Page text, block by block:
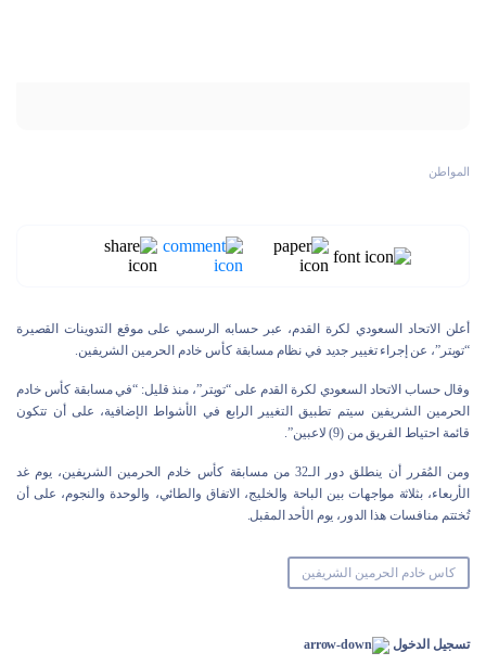
المواطن
أعلن الاتحاد السعودي لكرة القدم، عبر حسابه الرسمي على موقع التدوينات القصيرة
“تويتر”، عن إجراء تغيير جديد في نظام مسابقة كأس خادم الحرمين الشريفين.
وقال حساب الاتحاد السعودي لكرة القدم على “تويتر”، منذ قليل: “في مسابقة كأس خادم
الحرمين الشريفين سيتم تطبيق التغيير الرابع في الأشواط الإضافية، على أن تتكون
قائمة احتياط الفريق من (9) لاعبين”.
ومن المُقرر أن ينطلق دور الـ32 من مسابقة كأس خادم الحرمين الشريفين، يوم غد
الأربعاء، بثلاثة مواجهات بين الباحة والخليج، الاتفاق والطائي، والوحدة والنجوم، على أن
تُختتم منافسات هذا الدور، يوم الأحد المقبل.
كاس خادم الحرمين الشريفين
تسجيل الدخول